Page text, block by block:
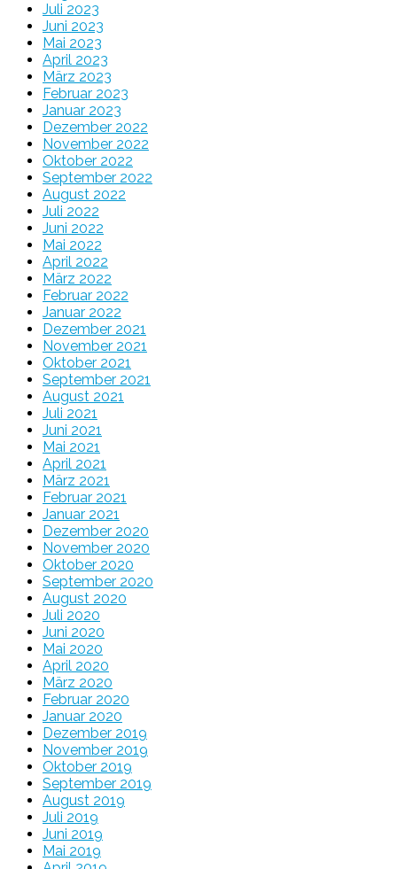
Juli 2023
Juni 2023
Mai 2023
April 2023
März 2023
Februar 2023
Januar 2023
Dezember 2022
November 2022
Oktober 2022
September 2022
August 2022
Juli 2022
Juni 2022
Mai 2022
April 2022
März 2022
Februar 2022
Januar 2022
Dezember 2021
November 2021
Oktober 2021
September 2021
August 2021
Juli 2021
Juni 2021
Mai 2021
April 2021
März 2021
Februar 2021
Januar 2021
Dezember 2020
November 2020
Oktober 2020
September 2020
August 2020
Juli 2020
Juni 2020
Mai 2020
April 2020
März 2020
Februar 2020
Januar 2020
Dezember 2019
November 2019
Oktober 2019
September 2019
August 2019
Juli 2019
Juni 2019
Mai 2019